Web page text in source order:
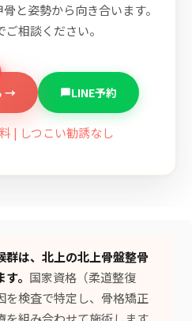
と姿勢から向き合います。
相談ください。
→ LINE予約
| しつこい勧誘なし
群は、北上の北上骨盤整骨
。 国家資格（柔道整復
検査で特定し、 骨格矯正